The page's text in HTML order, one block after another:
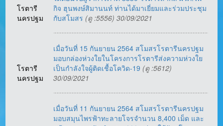
โรตารี
นครปฐม
กิจ ฮุนพงษ์สิมานนท์ ท่านได้มาเยี่ยมและร่วมประชุม
กับสโมสร (ดู :5556) 30/09/2021
โรตารี
นครปฐม
เมื่อวันที่ 15 กันยายน 2564 สโมสรโรตารีนครปฐม
มอบกล่องห่วงใยในโครงการโรตารีส่งความห่วงใย
เป็นกำลังใจผู้ติดเชื้อโควิด-19 (ดู :5612)
30/09/2021
เมื่อวันที่ 11 กันยายน 2564 สโมสรโรตารีนครปฐม
มอบสมุนไพรฟ้าทะลายโจรจำนวน 8,400 เม็ด และ